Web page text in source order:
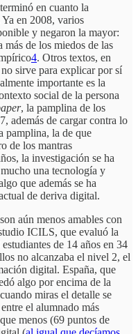
en cuanto la
en 2008, varios
y negaron la mayor:
de los miedos de las
4. Otros textos, en
sirve para explicar por sí
importante es la
social de la persona
, la pamplina de los
además de cargar contra lo
pamplina, la de que
de los mantras
la investigación se ha
una tecnología y
que además se ha
de deriva digital.
aún menos amables con
ICILS, que evaluó la
de 14 años en 34
no alcanzaba el nivel 2, el
digital. España, que
algo por encima de la
miras el detalle se
el alumnado más
menos (69 puntos de